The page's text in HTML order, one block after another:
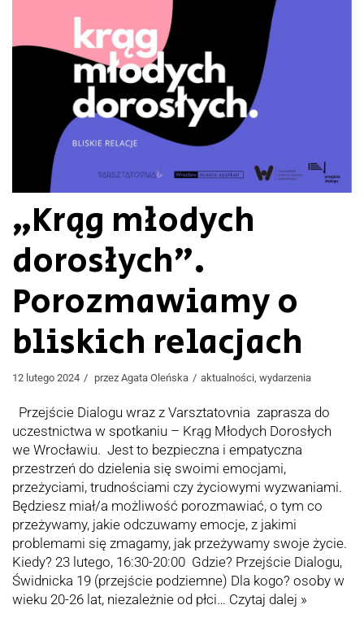
„Krąg młodych
dorosłych”.
Porozmawiamy o
bliskich relacjach
12 lutego 2024 przez Agata Oleńska aktualności, wydarzenia
Przejście Dialogu wraz z Varsztatovnia zaprasza do
uczestnictwa w spotkaniu – Krąg Młodych Dorosłych
we Wrocławiu. Jest to bezpieczna i empatyczna
przestrzeń do dzielenia się swoimi emocjami,
przeżyciami, trudnościami czy życiowymi wyzwaniami.
Będziesz miał/a możliwość porozmawiać, o tym co
przeżywamy, jakie odczuwamy emocje, z jakimi
problemami się zmagamy, jak przeżywamy swoje życie.
Kiedy? 23 lutego, 16:30-20:00 Gdzie? Przejście Dialogu,
Świdnicka 19 (przejście podziemne) Dla kogo? osoby w
wieku 20-26 lat, niezależnie od płci… Czytaj dalej »